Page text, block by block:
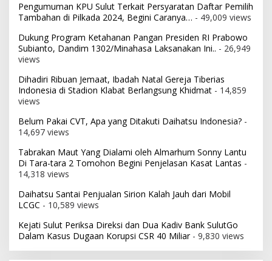
Pengumuman KPU Sulut Terkait Persyaratan Daftar Pemilih
Tambahan di Pilkada 2024, Begini Caranya… - 49,009 views
Dukung Program Ketahanan Pangan Presiden RI Prabowo
Subianto, Dandim 1302/Minahasa Laksanakan Ini.. - 26,949
views
Dihadiri Ribuan Jemaat, Ibadah Natal Gereja Tiberias
Indonesia di Stadion Klabat Berlangsung Khidmat - 14,859
views
Belum Pakai CVT, Apa yang Ditakuti Daihatsu Indonesia? -
14,697 views
Tabrakan Maut Yang Dialami oleh Almarhum Sonny Lantu
Di Tara-tara 2 Tomohon Begini Penjelasan Kasat Lantas -
14,318 views
Daihatsu Santai Penjualan Sirion Kalah Jauh dari Mobil
LCGC - 10,589 views
Kejati Sulut Periksa Direksi dan Dua Kadiv Bank SulutGo
Dalam Kasus Dugaan Korupsi CSR 40 Miliar- 9,830 views